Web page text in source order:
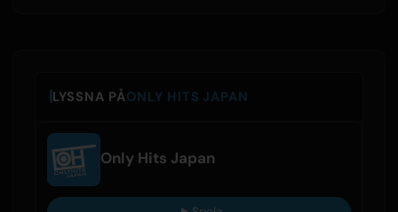
LYSSNA PÅONLY HITS JAPAN
Only Hits Japan